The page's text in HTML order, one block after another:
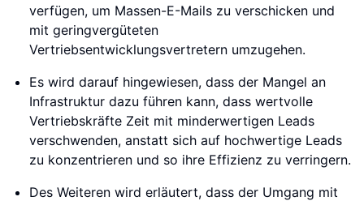
verfügen, um Massen-E-Mails zu verschicken und
mit geringvergüteten
Vertriebsentwicklungsvertretern umzugehen.
Es wird darauf hingewiesen, dass der Mangel an
Infrastruktur dazu führen kann, dass wertvolle
Vertriebskräfte Zeit mit minderwertigen Leads
verschwenden, anstatt sich auf hochwertige Leads
zu konzentrieren und so ihre Effizienz zu verringern.
Des Weiteren wird erläutert, dass der Umgang mit